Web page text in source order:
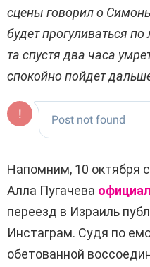
сцены говорил о
будет прогуливаться по
та спустя два часа
спокойно пойдет
Напомним, 10 октября
Алла Пугачева
переезд в Израиль
Инстаграм. Судя по
обетованной